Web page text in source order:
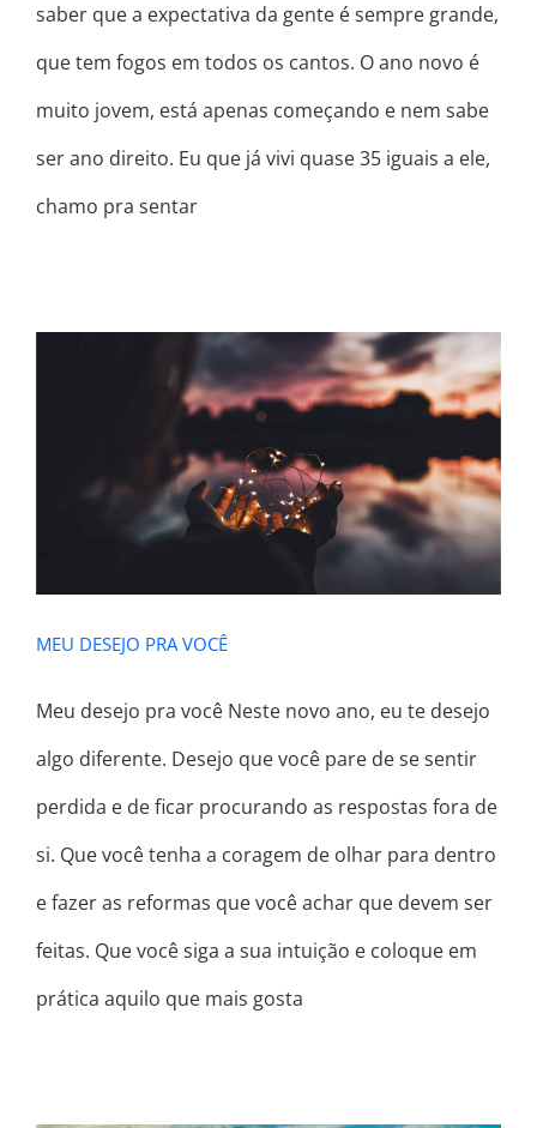
saber que a expectativa da gente é sempre grande,
que tem fogos em todos os cantos. O ano novo é
muito jovem, está apenas começando e nem sabe
ser ano direito. Eu que já vivi quase 35 iguais a ele,
chamo pra sentar
MEU DESEJO PRA VOCÊ
MEU DESEJO PRA VOCÊ
Meu desejo pra você Neste novo ano, eu te desejo
algo diferente. Desejo que você pare de se sentir
perdida e de ficar procurando as respostas fora de
si. Que você tenha a coragem de olhar para dentro
e fazer as reformas que você achar que devem ser
feitas. Que você siga a sua intuição e coloque em
prática aquilo que mais gosta